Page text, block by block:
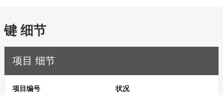
键 细节
项目 细节
项目编号
状况